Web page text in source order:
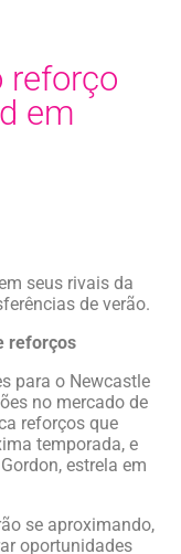
reforço
em
seus rivais da
de verão.
reforços
para o Newcastle
no mercado de
reforços que
temporada, e
estrela em
se aproximando,
oportunidades